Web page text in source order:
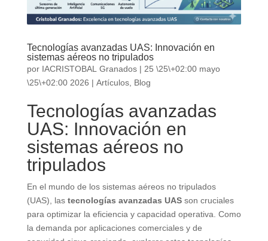
Tecnologías avanzadas UAS: Innovación en
sistemas aéreos no tripulados
por IACRISTOBAL Granados| 25 \25\+02:00 mayo
\25\+02:00 2026 | Artículos, Blog
Tecnologías avanzadas
UAS: Innovación en
sistemas aéreos no
tripulados
En el mundo de los sistemas aéreos no tripulados
(UAS), las tecnologías avanzadas UASson cruciales
para optimizar la eficiencia y capacidad operativa. Como
la demanda por aplicaciones comerciales y de